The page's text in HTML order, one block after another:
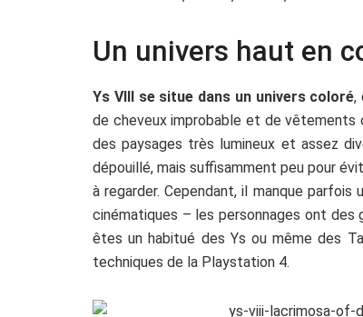
Un univers haut en
Ys VIII se situe dans un univers coloré,
de cheveux improbable et de vêtements
des paysages très lumineux et assez
dépouillé, mais suffisamment peu pour
à regarder. Cependant, il manque
cinématiques – les personnages ont des
êtes un habitué des Ys ou même des
techniques de la Playstation 4.